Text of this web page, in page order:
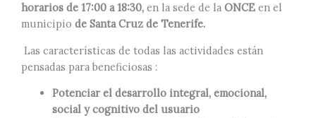
horarios de 17:00 a 18:30, en la sede de la ONCE en el
municipio de Santa Cruz de Tenerife.
Las características de todas las actividades están
pensadas para beneficiosas :
Potenciar el desarrollo integral, emocional,
social y cognitivo del usuario